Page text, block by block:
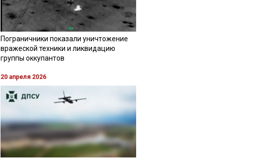
Пограничники показали уничтожение
вражеской техники и ликвидацию
группы оккупантов
20 апреля 2026